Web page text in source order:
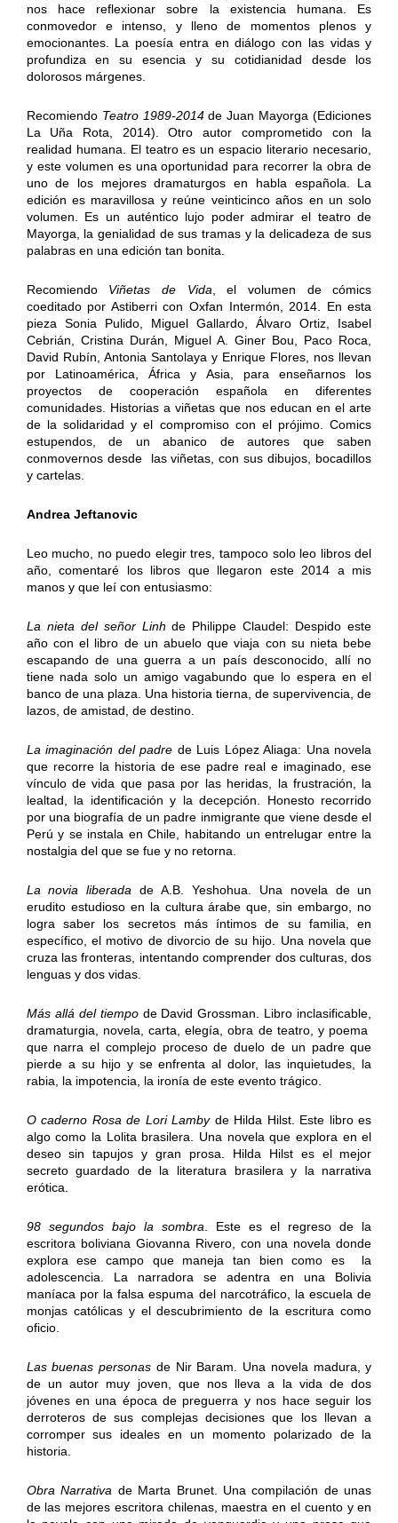
nos hace reflexionar sobre la existencia humana. Es
conmovedor e intenso, y lleno de momentos plenos y
emocionantes. La poesía entra en diálogo con las vidas y
profundiza en su esencia y su cotidianidad desde los
dolorosos márgenes.
Recomiendo Teatro 1989-2014de Juan Mayorga (Ediciones
La Uña Rota, 2014). Otro autor comprometido con la
realidad humana. El teatro es un espacio literario necesario,
y este volumen es una oportunidad para recorrer la obra de
uno de los mejores dramaturgos en habla española. La
edición es maravillosa y reúne veinticinco años en un solo
volumen. Es un auténtico lujo poder admirar el teatro de
Mayorga, la genialidad de sus tramas y la delicadeza de sus
palabras en una edición tan bonita.
Recomiendo Viñetas de Vida , el volumen de cómics
coeditado por Astiberri con Oxfan Intermón, 2014. En esta
pieza Sonia Pulido, Miguel Gallardo, Álvaro Ortiz, Isabel
Cebrián, Cristina Durán, Miguel A. Giner Bou, Paco Roca,
David Rubín, Antonia Santolaya y Enrique Flores, nos llevan
por Latinoamérica, África y Asia, para enseñarnos los
proyectos de cooperación española en diferentes
comunidades. Historias a viñetas que nos educan en el arte
de la solidaridad y el compromiso con el prójimo. Comics
estupendos, de un abanico de autores que saben
conmovernos desde las viñetas, con sus dibujos, bocadillos
y cartelas.
Andrea Jeftanovic
Leo mucho, no puedo elegir tres, tampoco solo leo libros del
año, comentaré los libros que llegaron este 2014 a mis
manos y que leí con entusiasmo:
La nieta del señor Linh de Philippe Claudel: Despido este
año con el libro de un abuelo que viaja con su nieta bebe
escapando de una guerra a un país desconocido, allí no
tiene nada solo un amigo vagabundo que lo espera en el
banco de una plaza. Una historia tierna, de supervivencia, de
lazos, de amistad, de destino.
La imaginación del padre de Luis López Aliaga: Una novela
que recorre la historia de ese padre real e imaginado, ese
vínculo de vida que pasa por las heridas, la frustración, la
lealtad, la identificación y la decepción. Honesto recorrido
por una biografía de un padre inmigrante que viene desde el
Perú y se instala en Chile, habitando un entrelugar entre la
nostalgia del que se fue y no retorna.
La novia liberada de A.B. Yeshohua. Una novela de un
erudito estudioso en la cultura árabe que, sin embargo, no
logra saber los secretos más íntimos de su familia, en
específico, el motivo de divorcio de su hijo. Una novela que
cruza las fronteras, intentando comprender dos culturas, dos
lenguas y dos vidas.
Más allá del tiempode David Grossman. Libro inclasificable,
dramaturgia, novela, carta, elegía, obra de teatro, y poema
que narra el complejo proceso de duelo de un padre que
pierde a su hijo y se enfrenta al dolor, las inquietudes, la
rabia, la impotencia, la ironía de este evento trágico.
O caderno Rosa de Lori Lambyde Hilda Hilst. Este libro es
algo como la Lolita brasilera. Una novela que explora en el
deseo sin tapujos y gran prosa. Hilda Hilst es el mejor
secreto guardado de la literatura brasilera y la narrativa
erótica.
98 segundos bajo la sombra . Este es el regreso de la
escritora boliviana Giovanna Rivero, con una novela donde
explora ese campo que maneja tan bien como es la
adolescencia. La narradora se adentra en una Bolivia
maníaca por la falsa espuma del narcotráfico, la escuela de
monjas católicas y el descubrimiento de la escritura como
oficio.
Las buenas personas de Nir Baram. Una novela madura, y
de un autor muy joven, que nos lleva a la vida de dos
jóvenes en una época de preguerra y nos hace seguir los
derroteros de sus complejas decisiones que los llevan a
corromper sus ideales en un momento polarizado de la
historia.
Obra Narrativa de Marta Brunet. Una compilación de unas
de las mejores escritora chilenas, maestra en el cuento y en